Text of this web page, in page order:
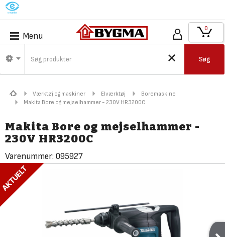
M
Menu
Søg
0
Værktøj og maskiner Elværktøj
Boremaskine
Makita Bore og mejselhammer - 230V HR3200C
Makita Bore og mejselhammer -
230V HR3200C
Varenummer: 095927